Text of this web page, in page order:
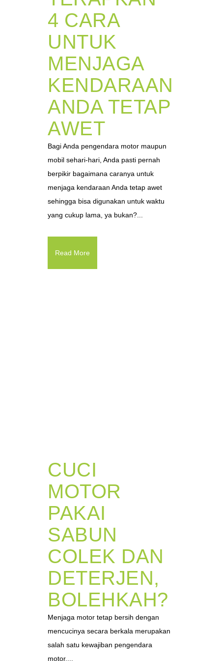
4 CARA
UNTUK
MENJAGA
KENDARAAN
ANDA TETAP
AWET
Bagi Anda pengendara motor maupun
mobil sehari-hari, Anda pasti pernah
berpikir bagaimana caranya untuk
menjaga kendaraan Anda tetap awet
sehingga bisa digunakan untuk waktu
yang cukup lama, ya bukan?...
Read More
CUCI
MOTOR
PAKAI
SABUN
COLEK DAN
DETERJEN,
BOLEHKAH?
Menjaga motor tetap bersih dengan
mencucinya secara berkala merupakan
salah satu kewajiban pengendara
motor....